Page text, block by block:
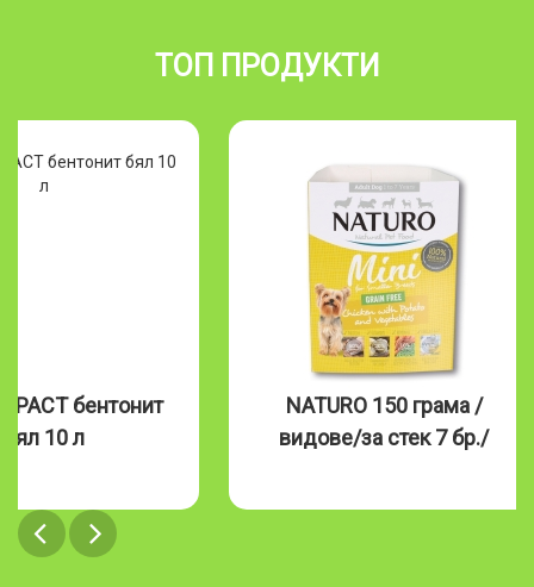
ТОП ПРОДУКТИ
бентонит
бял 10 л
NATURO 150 грама /
видове/за стек 7 бр./